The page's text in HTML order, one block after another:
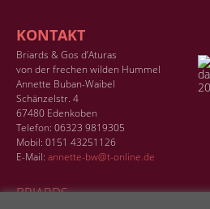
KONTAKT
Briards & Gos d’Aturas
von der frechen wilden Hummel
Annette Buban-Waibel
Schänzelstr. 4
67480 Edenkoben
Telefon: 06323 9819305
Mobil: 0151 43251126
E-Mail: annette-bw@t-online.de
BRIARDS